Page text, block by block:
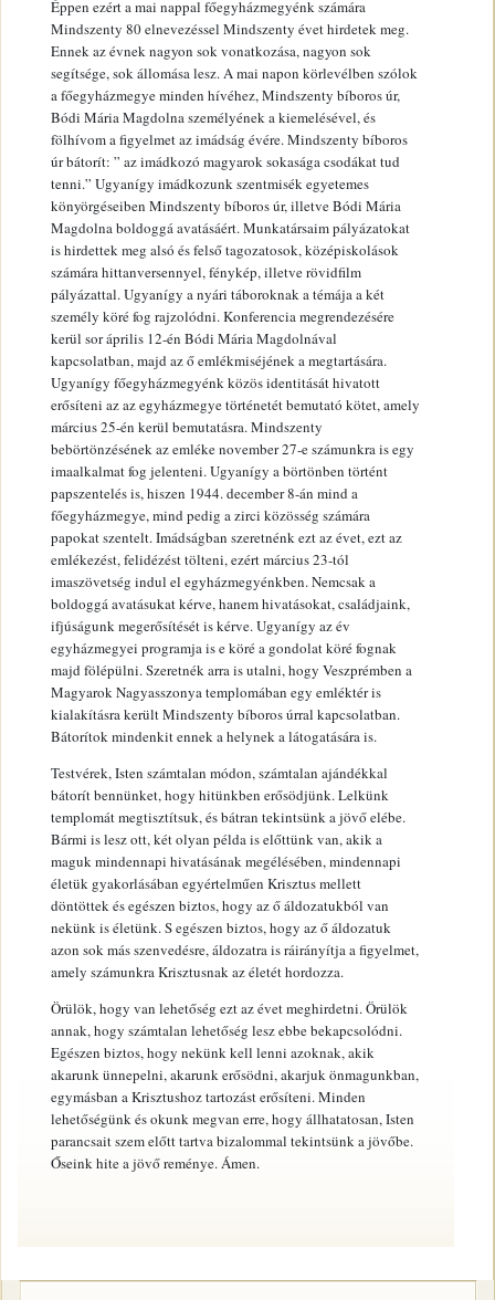
Éppen ezért a mai nappal főegyházmegyénk számára
Mindszenty 80 elnevezéssel Mindszenty évet hirdetek meg.
Ennek az évnek nagyon sok vonatkozása, nagyon sok
segítsége, sok állomása lesz. A mai napon körlevélben szólok
a főegyházmegye minden hívéhez, Mindszenty bíboros úr,
Bódi Mária Magdolna személyének a kiemelésével, és
fölhívom a figyelmet az imádság évére. Mindszenty bíboros
úr bátorít: ” az imádkozó magyarok sokasága csodákat tud
tenni.” Ugyanígy imádkozunk szentmisék egyetemes
könyörgéseiben Mindszenty bíboros úr, illetve Bódi Mária
Magdolna boldoggá avatásáért. Munkatársaim pályázatokat
is hirdettek meg alsó és felső tagozatosok, középiskolások
számára hittanversennyel, fénykép, illetve rövidfilm
pályázattal. Ugyanígy a nyári táboroknak a témája a két
személy köré fog rajzolódni. Konferencia megrendezésére
kerül sor április 12-én Bódi Mária Magdolnával
kapcsolatban, majd az ő emlékmiséjének a megtartására.
Ugyanígy főegyházmegyénk közös identitását hivatott
erősíteni az az egyházmegye történetét bemutató kötet, amely
március 25-én kerül bemutatásra. Mindszenty
bebörtönzésének az emléke november 27-e számunkra is egy
imaalkalmat fog jelenteni. Ugyanígy a börtönben történt
papszentelés is, hiszen 1944. december 8-án mind a
főegyházmegye, mind pedig a zirci közösség számára
papokat szentelt. Imádságban szeretnénk ezt az évet, ezt az
emlékezést, felidézést tölteni, ezért március 23-tól
imaszövetség indul el egyházmegyénkben. Nemcsak a
boldoggá avatásukat kérve, hanem hivatásokat, családjaink,
ifjúságunk megerősítését is kérve. Ugyanígy az év
egyházmegyei programja is e köré a gondolat köré fognak
majd fölépülni. Szeretnék arra is utalni, hogy Veszprémben a
Magyarok Nagyasszonya templomában egy emléktér is
kialakításra került Mindszenty bíboros úrral kapcsolatban.
Bátorítok mindenkit ennek a helynek a látogatására is.
Testvérek, Isten számtalan módon, számtalan ajándékkal
bátorít bennünket, hogy hitünkben erősödjünk. Lelkünk
templomát megtisztítsuk, és bátran tekintsünk a jövő elébe.
Bármi is lesz ott, két olyan példa is előttünk van, akik a
maguk mindennapi hivatásának megélésében, mindennapi
életük gyakorlásában egyértelműen Krisztus mellett
döntöttek és egészen biztos, hogy az ő áldozatukból van
nekünk is életünk. S egészen biztos, hogy az ő áldozatuk
azon sok más szenvedésre, áldozatra is ráirányítja a figyelmet,
amely számunkra Krisztusnak az életét hordozza.
Örülök, hogy van lehetőség ezt az évet meghirdetni. Örülök
annak, hogy számtalan lehetőség lesz ebbe bekapcsolódni.
Egészen biztos, hogy nekünk kell lenni azoknak, akik
akarunk ünnepelni, akarunk erősödni, akarjuk önmagunkban,
egymásban a Krisztushoz tartozást erősíteni. Minden
lehetőségünk és okunk megvan erre, hogy állhatatosan, Isten
parancsait szem előtt tartva bizalommal tekintsünk a jövőbe.
Őseink hite a jövő reménye. Ámen.